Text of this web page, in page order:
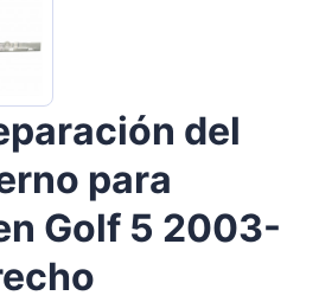
del
para
Golf 5 2003-